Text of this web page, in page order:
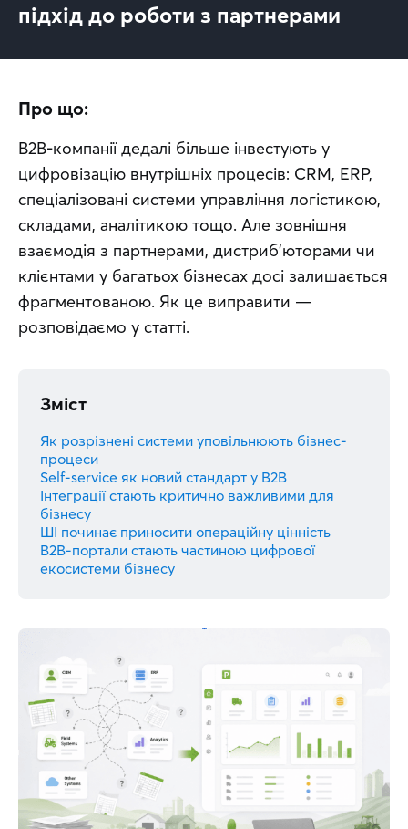
підхід до роботи з партнерами
Про що:
B2B-компанії дедалі більше інвестують у
цифровізацію внутрішніх процесів: CRM, ERP,
спеціалізовані системи управління логістикою,
складами, аналітикою тощо. Але зовнішня
взаємодія з партнерами, дистриб’юторами чи
клієнтами у багатьох бізнесах досі залишається
фрагментованою. Як це виправити —
розповідаємо у статті.
Зміст
Як розрізнені системи уповільнюють бізнес-
процеси
Self-service як новий стандарт у B2B
Інтеграції стають критично важливими для
бізнесу
ШІ починає приносити операційну цінність
B2B-портали стають частиною цифрової
екосистеми бізнесу